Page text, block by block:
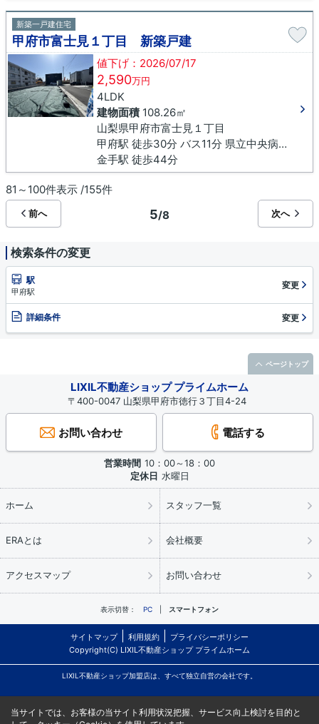
新築一戸建住宅
甲府市富士見１丁目 新築戸建
値下げ：2026/07/17
2,590万円
4LDK
建物面積108.26㎡
山梨県甲府市富士見１丁目
甲府駅 徒歩30分 バス11分 県立中央病院下車 徒歩10分
金手駅 徒歩44分
81～100件表示 /155件
前へ 5/8 次へ
検索条件の変更
駅
甲府駅
変更
詳細条件 変更
LIXIL不動産ショップ プライムホーム
〒400-0047 山梨県甲府市徳行３丁目4-24
お問い合わせ 電話する
営業時間 10：00～18：00
定休日 水曜日
ホーム スタッフ一覧
ERAとは 会社概要
アクセスマップ お問い合わせ
表示切替： PC スマートフォン
サイトマップ 利用規約
プライバシーポリシー
Copyright(C) LIXIL不動産ショップ プライムホーム
LIXIL不動産ショップ加盟店は、すべて独立自営の会社です。
ページトップ
当サイトでは、お客様の当サイト利用状況把握、サービス向上検討を目的と